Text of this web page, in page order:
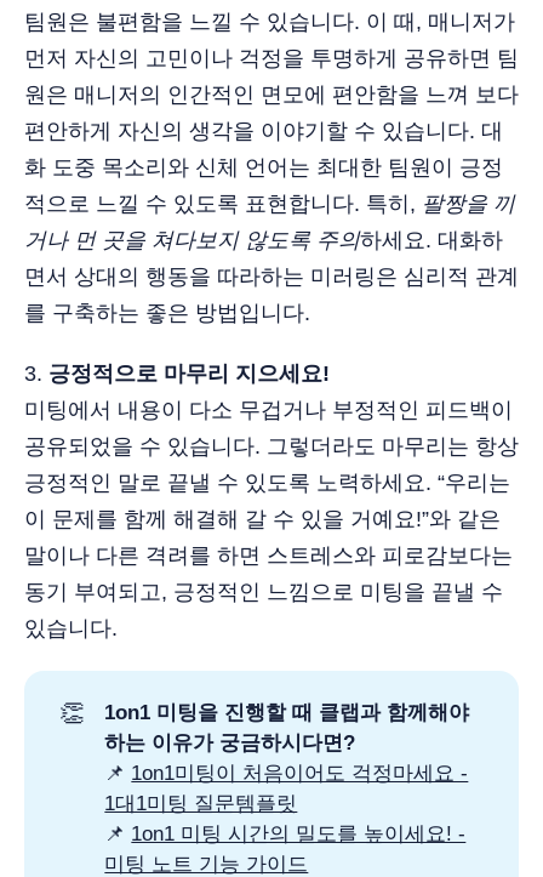
팀원은 불편함을 느낄 수 있습니다. 이 때, 매니저가
먼저 자신의 고민이나 걱정을 투명하게 공유하면 팀
원은 매니저의 인간적인 면모에 편안함을 느껴 보다
편안하게 자신의 생각을 이야기할 수 있습니다. 대
화 도중 목소리와 신체 언어는 최대한 팀원이 긍정
적으로 느낄 수 있도록 표현합니다. 특히, 팔짱을 끼
거나 먼 곳을 쳐다보지 않도록 주의하세요. 대화하
면서 상대의 행동을 따라하는 미러링은 심리적 관계
를 구축하는 좋은 방법입니다.
3.️ 긍정적으로 마무리 지으세요!
미팅에서 내용이 다소 무겁거나 부정적인 피드백이
공유되었을 수 있습니다. 그렇더라도 마무리는 항상
긍정적인 말로 끝낼 수 있도록 노력하세요. “우리는
이 문제를 함께 해결해 갈 수 있을 거예요!”와 같은
말이나 다른 격려를 하면 스트레스와 피로감보다는
동기 부여되고, 긍정적인 느낌으로 미팅을 끝낼 수
있습니다.
👏
1on1 미팅을 진행할 때 클랩과 함께해야
하는 이유가 궁금하시다면?
📌 1on1미팅이 처음이어도 걱정마세요 -
1대1미팅 질문템플릿
📌 1on1 미팅 시간의 밀도를 높이세요! -
미팅 노트 기능 가이드